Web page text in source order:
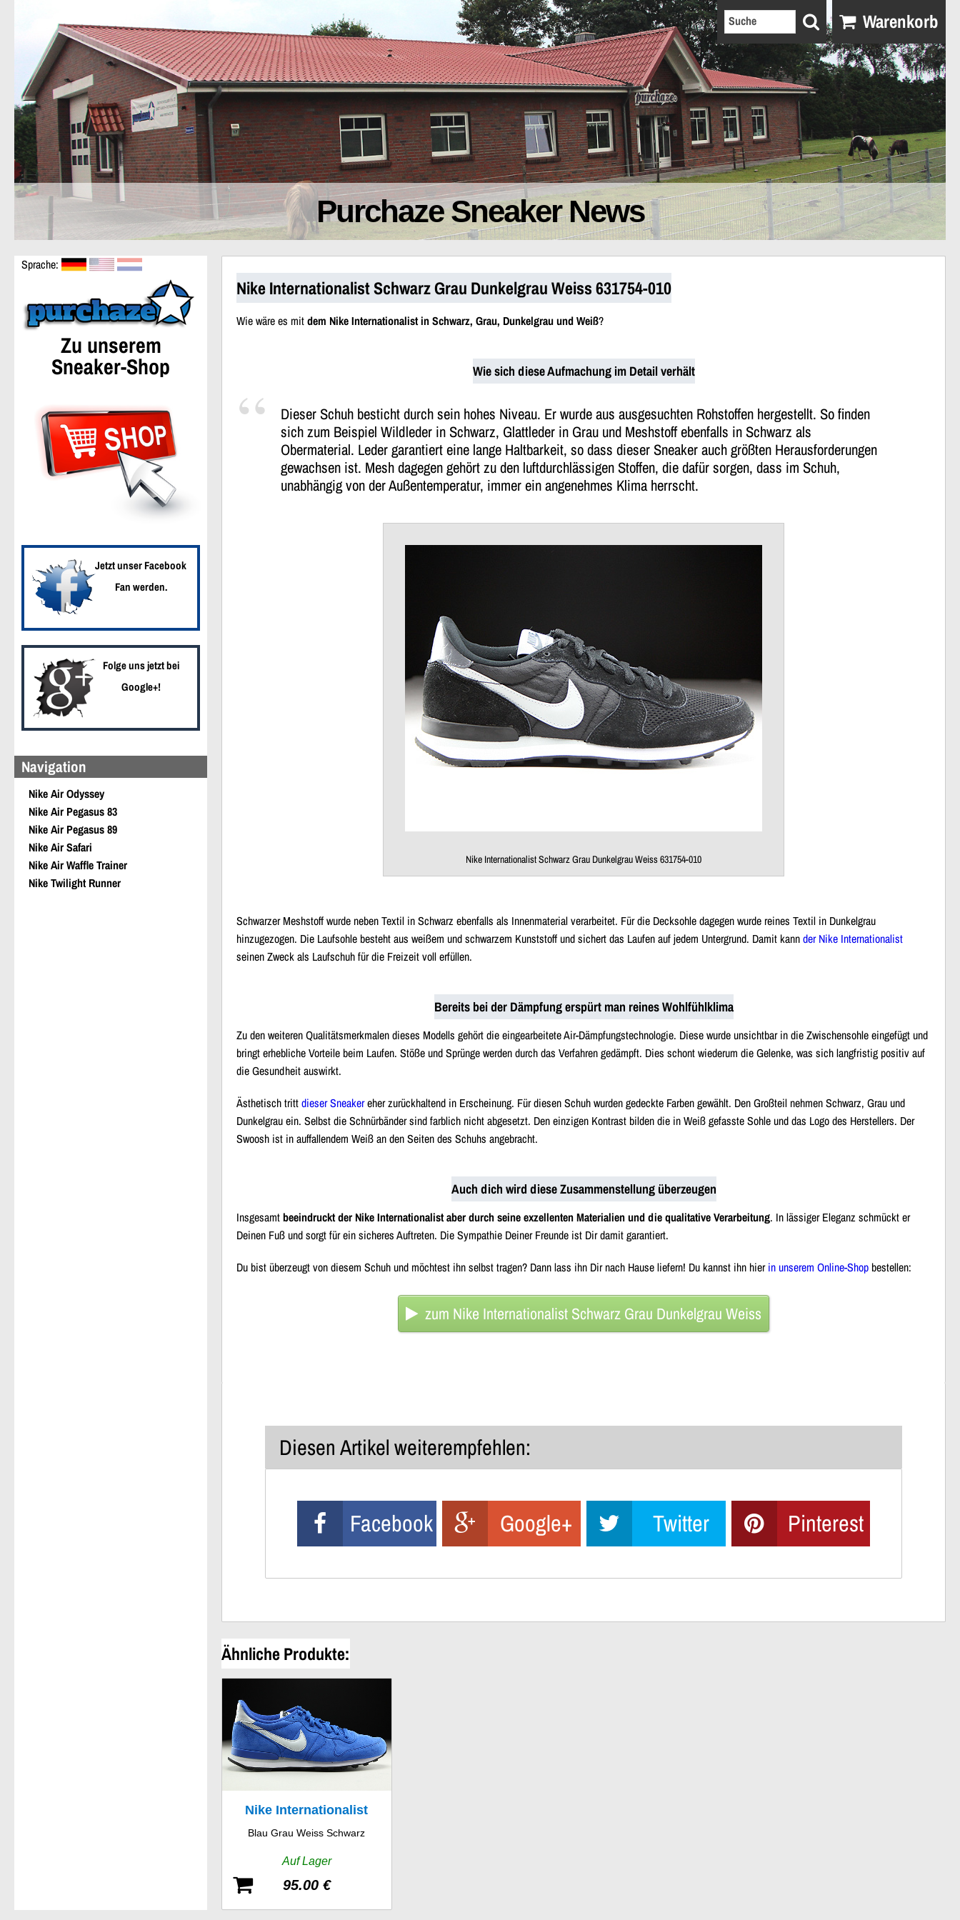
Purchaze Sneaker News
Warenkorb
Sprache:
Zu unserem
Sneaker-Shop
Jetzt unser Facebook
Fan werden.
Folge uns jetzt bei
Google+!
Navigation
Nike Air Odyssey
Nike Air Pegasus 83
Nike Air Pegasus 89
Nike Air Safari
Nike Air Waffle Trainer
Nike Twilight Runner
Nike Internationalist Schwarz Grau Dunkelgrau Weiss 631754-010
Wie wäre es mitdem Nike Internationalist in Schwarz, Grau, Dunkelgrau und Weiß?
Wie sich diese Aufmachung im Detail verhält
Dieser Schuh besticht durch sein hohes Niveau. Er wurde aus ausgesuchten Rohstoffen hergestellt. So finden
sich zum Beispiel Wildleder in Schwarz, Glattleder in Grau und Meshstoff ebenfalls in Schwarz als
Obermaterial. Leder garantiert eine lange Haltbarkeit, so dass dieser Sneaker auch größten Herausforderungen
gewachsen ist. Mesh dagegen gehört zu den luftdurchlässigen Stoffen, die dafür sorgen, dass im Schuh,
unabhängig von der Außentemperatur, immer ein angenehmes Klima herrscht.
Nike Internationalist Schwarz Grau Dunkelgrau Weiss 631754-010
Schwarzer Meshstoff wurde neben Textil in Schwarz ebenfalls als Innenmaterial verarbeitet. Für die Decksohle dagegen wurde reines Textil in Dunkelgrau
hinzugezogen. Die Laufsohle besteht aus weißem und schwarzem Kunststoff und sichert das Laufen auf jedem Untergrund. Damit kannder Nike Internationalist
seinen Zweck als Laufschuh für die Freizeit voll erfüllen.
Bereits bei der Dämpfung erspürt man reines Wohlfühlklima
Zu den weiteren Qualitätsmerkmalen dieses Modells gehört die eingearbeitete Air-Dämpfungstechnologie. Diese wurde unsichtbar in die Zwischensohle eingefügt und
bringt erhebliche Vorteile beim Laufen. Stöße und Sprünge werden durch das Verfahren gedämpft. Dies schont wiederum die Gelenke, was sich langfristig positiv auf
die Gesundheit auswirkt.
Ästhetisch trittdieser Sneakereher zurückhaltend in Erscheinung. Für diesen Schuh wurden gedeckte Farben gewählt. Den Großteil nehmen Schwarz, Grau und
Dunkelgrau ein. Selbst die Schnürbänder sind farblich nicht abgesetzt. Den einzigen Kontrast bilden die in Weiß gefasste Sohle und das Logo des Herstellers. Der
Swoosh ist in auffallendem Weiß an den Seiten des Schuhs angebracht.
Auch dich wird diese Zusammenstellung überzeugen
Insgesamtbeeindruckt der Nike Internationalist aber durch seine exzellenten Materialien und die qualitative Verarbeitung. In lässiger Eleganz schmückt er
Deinen Fuß und sorgt für ein sicheres Auftreten. Die Sympathie Deiner Freunde ist Dir damit garantiert.
Du bist überzeugt von diesem Schuh und möchtest ihn selbst tragen? Dann lass ihn Dir nach Hause liefern! Du kannst ihn hierin unserem Online-Shop bestellen:
zum Nike Internationalist Schwarz Grau Dunkelgrau Weiss
Diesen Artikel weiterempfehlen:
Facebook Google+ Twitter Pinterest
Ähnliche Produkte:
Nike Internationalist
Leather
Blau Grau Weiss Schwarz
Auf Lager
95.00 €